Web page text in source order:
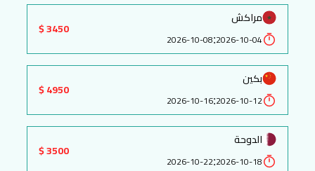
مراكش
2026-10-04
:
2026-10-08
3450 $
بكين
2026-10-12
:
2026-10-16
4950 $
الدوحة
2026-10-18
:
2026-10-22
3500 $